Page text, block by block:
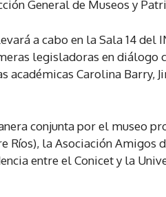
General de Museos y
a cabo en la Sala 14 del
legisladoras en diálogo
académicas Carolina Barry,
conjunta por el museo
Ríos), la Asociación
entre el Conicet y la